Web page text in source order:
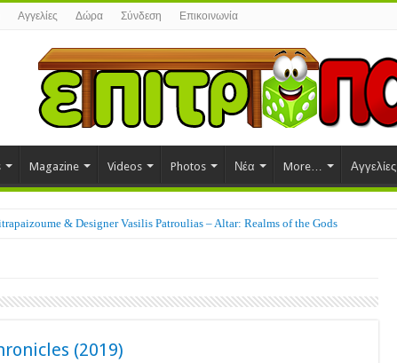
Αγγελίες Δώρα Σύνδεση Επικοινωνία
Magazine Videos Photos Νέα More… Αγγελίες
& Designer Vasilis Patroulias – Altar: Realms of the Gods
(2019)